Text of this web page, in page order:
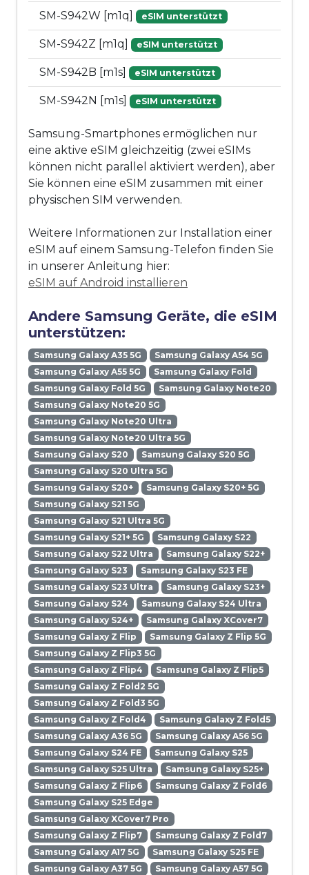
SM-S942W [m1q] eSIM unterstützt
SM-S942Z [m1q] eSIM unterstützt
SM-S942B [m1s] eSIM unterstützt
SM-S942N [m1s] eSIM unterstützt
Samsung-Smartphones ermöglichen nur
eine aktive eSIM gleichzeitig (zwei eSIMs
können nicht parallel aktiviert werden), aber
Sie können eine eSIM zusammen mit einer
physischen SIM verwenden.
Weitere Informationen zur Installation einer
eSIM auf einem Samsung-Telefon finden Sie
in unserer Anleitung hier:
eSIM auf Android installieren
Andere Samsung Geräte, die eSIM
unterstützen:
Samsung Galaxy A35 5G
Samsung Galaxy A54 5G
Samsung Galaxy A55 5G
Samsung Galaxy Fold
Samsung Galaxy Fold 5G
Samsung Galaxy Note20
Samsung Galaxy Note20 5G
Samsung Galaxy Note20 Ultra
Samsung Galaxy Note20 Ultra 5G
Samsung Galaxy S20
Samsung Galaxy S20 5G
Samsung Galaxy S20 Ultra 5G
Samsung Galaxy S20+
Samsung Galaxy S20+ 5G
Samsung Galaxy S21 5G
Samsung Galaxy S21 Ultra 5G
Samsung Galaxy S21+ 5G
Samsung Galaxy S22
Samsung Galaxy S22 Ultra
Samsung Galaxy S22+
Samsung Galaxy S23
Samsung Galaxy S23 FE
Samsung Galaxy S23 Ultra
Samsung Galaxy S23+
Samsung Galaxy S24
Samsung Galaxy S24 Ultra
Samsung Galaxy S24+
Samsung Galaxy XCover7
Samsung Galaxy Z Flip
Samsung Galaxy Z Flip 5G
Samsung Galaxy Z Flip3 5G
Samsung Galaxy Z Flip4
Samsung Galaxy Z Flip5
Samsung Galaxy Z Fold2 5G
Samsung Galaxy Z Fold3 5G
Samsung Galaxy Z Fold4
Samsung Galaxy Z Fold5
Samsung Galaxy A36 5G
Samsung Galaxy A56 5G
Samsung Galaxy S24 FE
Samsung Galaxy S25
Samsung Galaxy S25 Ultra
Samsung Galaxy S25+
Samsung Galaxy Z Flip6
Samsung Galaxy Z Fold6
Samsung Galaxy S25 Edge
Samsung Galaxy XCover7 Pro
Samsung Galaxy Z Flip7
Samsung Galaxy Z Fold7
Samsung Galaxy A17 5G
Samsung Galaxy S25 FE
Samsung Galaxy A37 5G
Samsung Galaxy A57 5G